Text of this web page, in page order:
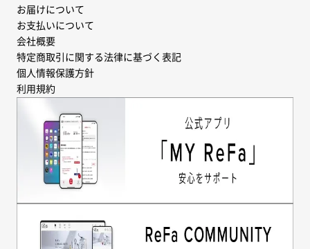
お届けについて
お支払いについて
会社概要
特定商取引に関する法律に基づく表記
個人情報保護方針
利用規約